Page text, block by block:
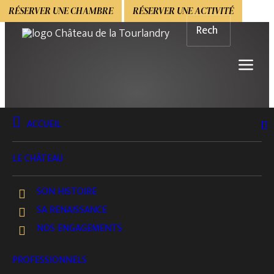
RÉSERVER UNE CHAMBRE RÉSERVER UNE ACTIVITÉ
ACCUEIL
LE CHÂTEAU
SON HISTOIRE
SA RENAISSANCE
NOS ENGAGEMENTS
PROFESSIONNELS
BOUTIQUE
Nuit Romantique
ÉVASION À DEUX
VOIR LE DÉTAIL
Une parenthèse enchantée pour deux, entre charme